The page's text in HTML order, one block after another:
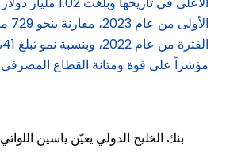
مؤشراً على قوة ومتانة القطاع
بنك الخليج الدولي يعيّن ياسين